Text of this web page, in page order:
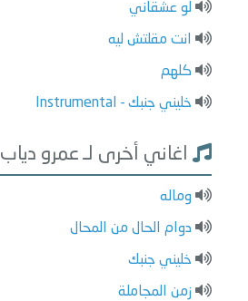
لو عشقاني
انت مقلتش ليه
كلهم
خليني جنبك - Instrumental
اغاني أخرى لـ عمرو دياب
وماله
دوام الحال من المحال
خليني جنبك
زمن المجاملة